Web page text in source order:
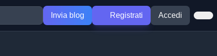
Invia blog Registrati Accedi